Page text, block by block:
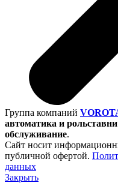
Группа компаний
автоматика и
обслуживание.
Сайт носит
публичной офертой.
данных
Закрыть